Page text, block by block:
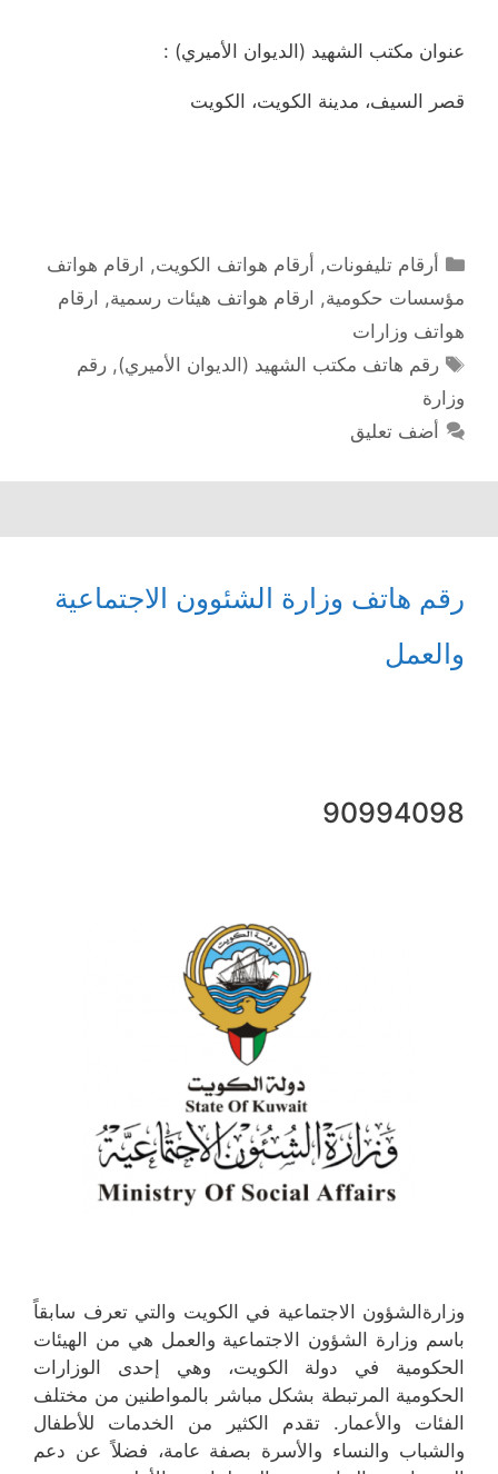
عنوان مكتب الشهيد (الديوان الأميري) :
قصر السيف، مدينة الكويت، الكويت
التصنيفات
أرقام تليفونات, أرقام هواتف الكويت, ارقام هواتف
مؤسسات حكومية, ارقام هواتف هيئات رسمية, ارقام
هواتف وزارات
الوسوم
رقم هاتف مكتب الشهيد (الديوان الأميري),رقم
وزارة
أضف تعليق
رقم هاتف وزارة الشئوون الاجتماعية
والعمل
90994098
وزارةالشؤون الاجتماعية في الكويت والتي تعرف سابقاً
باسم وزارة الشؤون الاجتماعية والعمل هي من الهيئات
الحكومية في دولة الكويت، وهي إحدى الوزارات
الحكومية المرتبطة بشكل مباشر بالمواطنين من مختلف
الفئات والأعمار. تقدم الكثير من الخدمات للأطفال
والشباب والنساء والأسرة بصفة عامة، فضلاً عن دعم